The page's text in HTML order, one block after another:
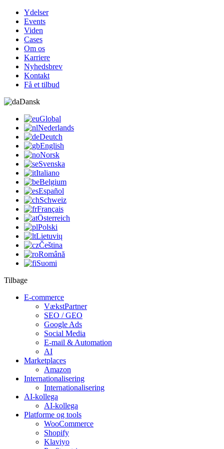
Ydelser
Events
Viden
Cases
Om os
Karriere
Nyhedsbrev
Kontakt
Få et tilbud
Dansk
Global
Nederlands
Deutch
English
Norsk
Svenska
Italiano
Belgium
Español
Schweiz
Français
Österreich
Polski
Lietuvių
Čeština
Română
Suomi
Tilbage
E-commerce
VækstPartner
SEO / GEO
Google Ads
Social Media
E-mail & Automation
AI
Marketplaces
Amazon
Internationalisering
Internationalisering
AI-kollega
AI-kollega
Platforme og tools
WooCommerce
Shopify
Klaviyo